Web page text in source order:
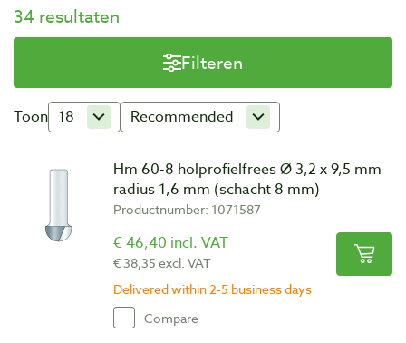
34 resultaten
Filteren
Toon 18 Recommended
Hm 60-8 holprofielfrees Ø 3,2 x 9,5 mm
radius 1,6 mm (schacht 8 mm)
Productnumber: 1071587
€ 46,40 incl. VAT
€ 38,35 excl. VAT
Delivered within 2-5 business days
Compare